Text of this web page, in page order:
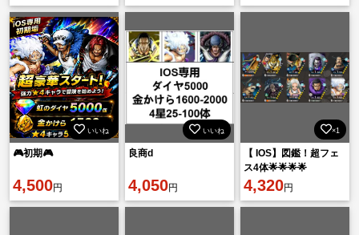
いいね
🎮初期🎮
4,500円
いいね
良商d
4,050円
×1
【 IOS】図鑑！超フェ
ス4体🌟🌟🌟🌟
4,320円